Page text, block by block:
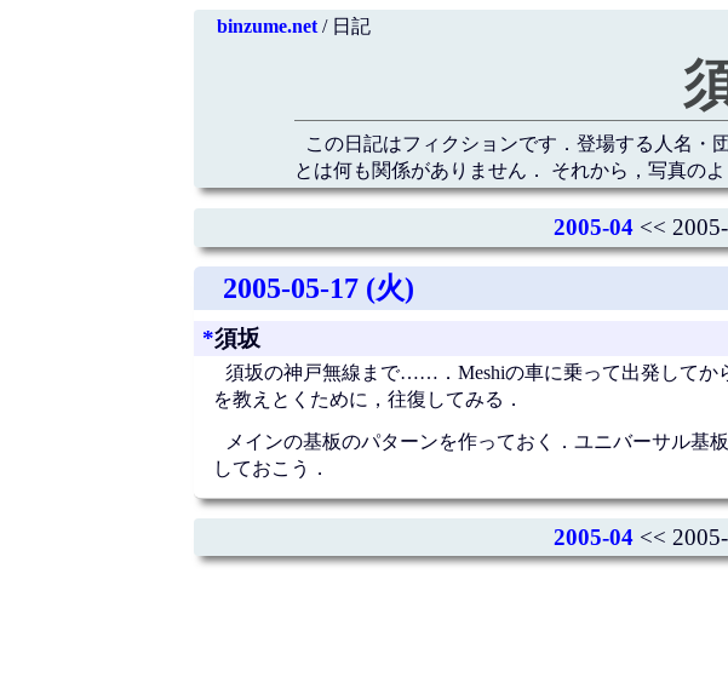
binzume.net/ 日記
この日記はフィクションです．登場する人名・
とは何も関係がありません． それから，写真の
2005-04 <<
2005-05-17 (火)
*須坂
須坂の神戸無線まで……．Meshiの車に乗って出発してか
を教えとくために，往復してみる．
メインの基板のパターンを作っておく．ユニバーサル基
しておこう．
2005-04 <<